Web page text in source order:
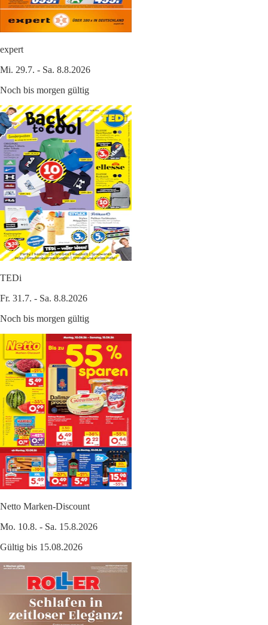
expert
Mi. 29.7. - Sa. 8.8.2026
Noch bis morgen gültig
TEDi
Fr. 31.7. - Sa. 8.8.2026
Noch bis morgen gültig
Netto Marken-Discount
Mo. 10.8. - Sa. 15.8.2026
Gültig bis 15.08.2026